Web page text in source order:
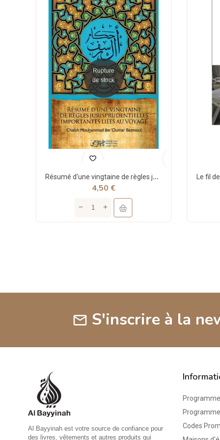
Rupture
de stock
Résumé d'une vingtaine de règles jurisprudentielles liées au voyage - Bazmoul - Héritage...
4,50 €
mail S'inscrire à la
Al Bayyinah est votre source de confiance pour
des livres, vêtements et autres produits qui
Codes